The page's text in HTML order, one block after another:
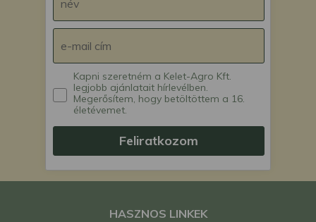
Kapni szeretném a Kelet-Agro Kft.
legjobb ajánlatait hírlevélben.
Megerősítem, hogy betöltöttem a 16.
életévemet.
Feliratkozom
HASZNOS LINKEK